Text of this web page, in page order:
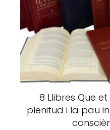
8 Llibres Que
plenitud i la pau